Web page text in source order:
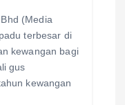
(Media
terbesar di
kewangan bagi
gus
kewangan